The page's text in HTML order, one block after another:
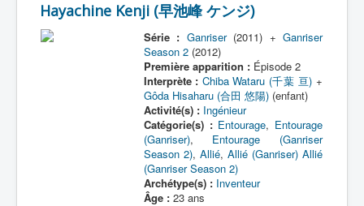
Hayachine Kenji (早池峰 ケンジ)
Série : Ganriser(2011) + Ganriser
Season 2(2012)
Première apparition :Épisode 2
Interprète : Chiba Wataru (千葉 亘) +
Gôda Hisaharu (合田 悠陽)(enfant)
Activité(s) : Ingénieur
Catégorie(s) : Entourage, Entourage
(Ganriser), Entourage (Ganriser
Season 2), Allié, Allié (Ganriser) Allié
(Ganriser Season 2)
Archétype(s) : Inventeur
Âge :23 ans